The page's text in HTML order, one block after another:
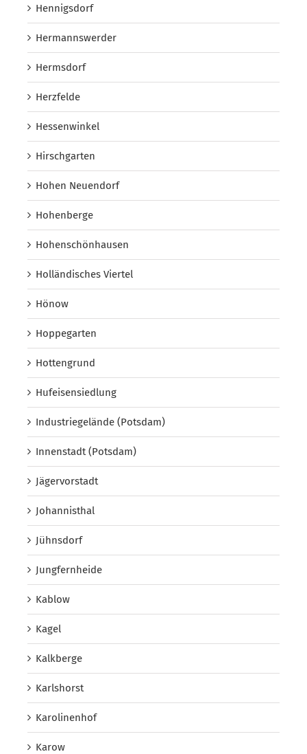
Hennigsdorf
Hermannswerder
Hermsdorf
Herzfelde
Hessenwinkel
Hirschgarten
Hohen Neuendorf
Hohenberge
Hohenschönhausen
Holländisches Viertel
Hönow
Hoppegarten
Hottengrund
Hufeisensiedlung
Industriegelände (Potsdam)
Innenstadt (Potsdam)
Jägervorstadt
Johannisthal
Jühnsdorf
Jungfernheide
Kablow
Kagel
Kalkberge
Karlshorst
Karolinenhof
Karow